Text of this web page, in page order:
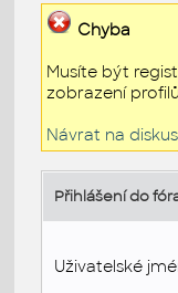
Chyba
Musíte být
zobrazení
Návrat na
Přihlášení do
Uživatelské